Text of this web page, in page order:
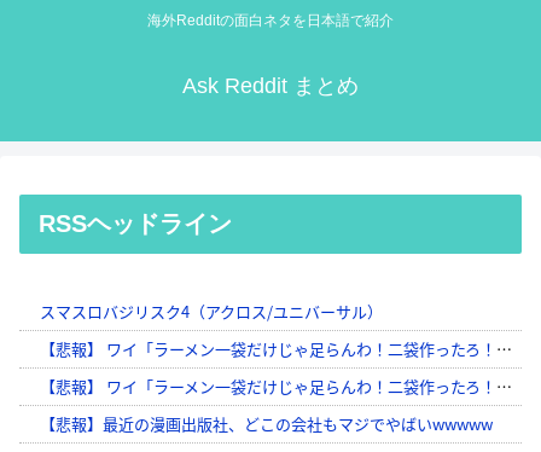
海外Redditの面白ネタを日本語で紹介
Ask Reddit まとめ
RSSヘッドライン